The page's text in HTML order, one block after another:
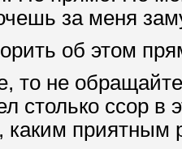
за меня
об этом
то не
столько ссор в
каким